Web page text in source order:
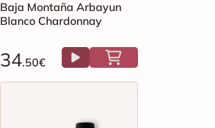
Baja Montaña Arbayun
Blanco Chardonnay
34.50€